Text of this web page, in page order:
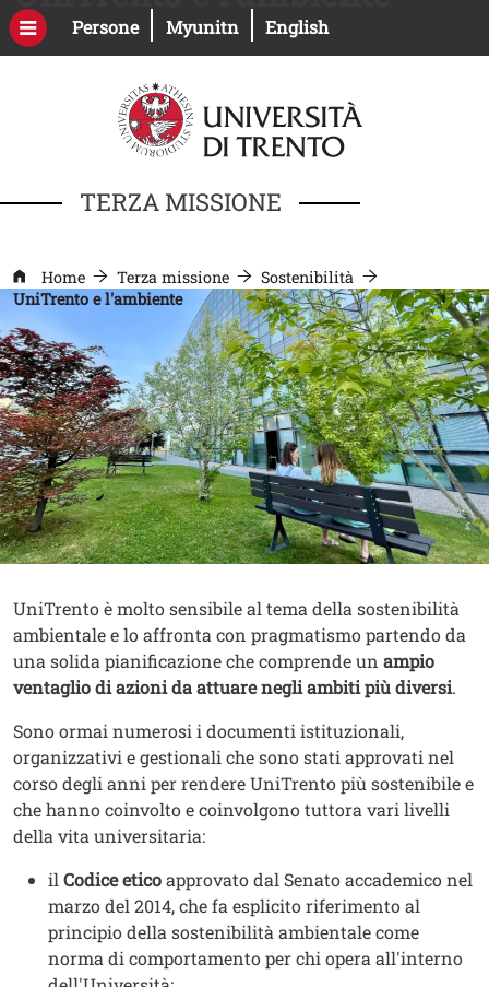
Salta al contenuto principale
PersoneApri il link in una nuova finestra
MyunitnApri il link in una nuova
English
TERZA MISSIONE
Home Terza missione
Sostenibilità
UniTrento e l'ambiente
Contenuto
Testo
UniTrento è molto sensibile al tema della sostenibilità
ambientale e lo affronta con pragmatismo partendo da
una solida pianificazione che comprende un ampio
ventaglio di azioni da attuare negli ambiti più diversi.
Sono ormai numerosi i documenti istituzionali,
organizzativi e gestionali che sono stati approvati nel
corso degli anni per rendere UniTrento più sostenibile e
che hanno coinvolto e coinvolgono tuttora vari livelli
della vita universitaria:
il Codice eticoapprovato dal Senato accademico nel
marzo del 2014, che fa esplicito riferimento al
principio della sostenibilità ambientale come
norma di comportamento per chi opera all'interno